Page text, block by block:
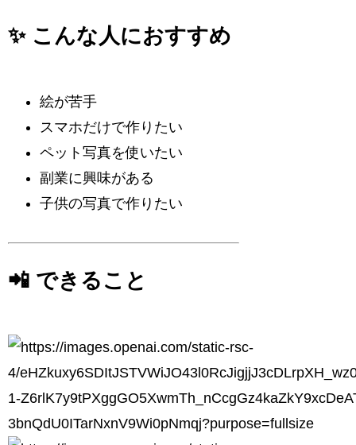
✨ こんな人におすすめ
絵が苦手
スマホだけで作りたい
ペット写真を使いたい
副業に興味がある
子供の写真で作りたい
📲 できること